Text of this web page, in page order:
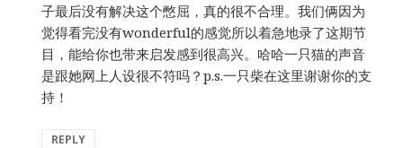
子最后没有解决这个憋屈，真的很不合理。我们俩因为
觉得看完没有wonderful的感觉所以着急地录了这期节
目，能给你也带来启发感到很高兴。哈哈一只猫的声音
是跟她网上人设很不符吗？p.s.一只柴在这里谢谢你的支
持！
REPLY